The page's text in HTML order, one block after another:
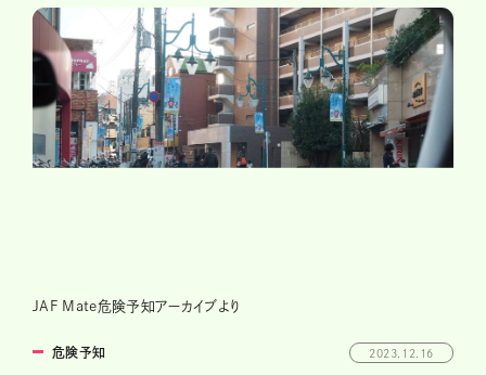
JAF Mate危険予知アーカイブより
危険予知 2023.12.16